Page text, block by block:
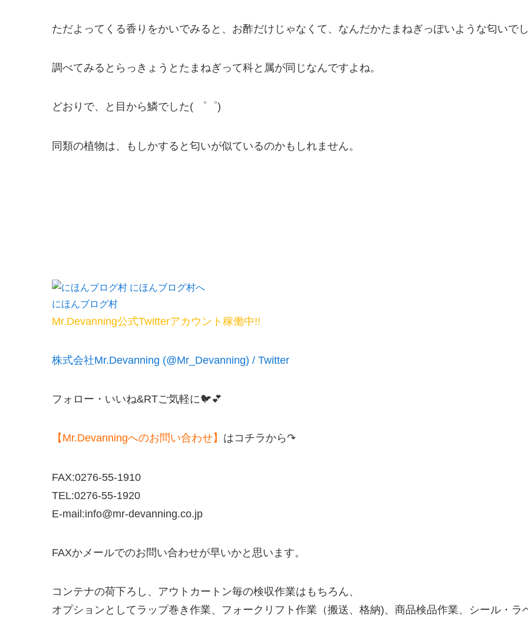
ただよってくる香りをかいでみると、お酢だけじゃなくて、なんだかたまねぎっぽいような匂いで
調べてみるとらっきょうとたまねぎって科と属が同じなんですよね。
どおりで、と目から鱗でした( ゜゜)
同類の植物は、もしかすると匂いが似ているのかもしれません。
にほんブログ村
Mr.Devanning公式Twitterアカウント稼働中!!
株式会社Mr.Devanning (@Mr_Devanning) / Twitter
フォロー・いいね&RTご気軽に🐦💕
【Mr.Devanningへのお問い合わせ】 はコチラから↷
FAX:0276-55-1910
TEL:0276-55-1920
E-mail:info@mr-devanning.co.jp
FAXかメールでのお問い合わせが早いかと思います。
コンテナの荷下ろし、アウトカートン毎の検収作業はもちろん、
オプションとしてラップ巻き作業、フォークリフト作業（搬送、格納)、商品検品作業、シール・ラ